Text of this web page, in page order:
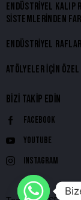
ENDÜSTRIYEL KALIP
SISTEMLERINDEN
ENDÜSTRIYEL
ATÖLYELER İÇIN
BIZI TAKIP EDIN
Facebook
Youtube
Instagram